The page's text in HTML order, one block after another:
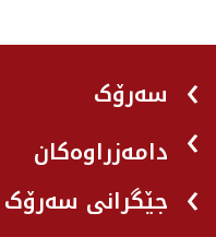
سەرۆک
دامەزراوەکان
جێگرانی سه‌رۆک